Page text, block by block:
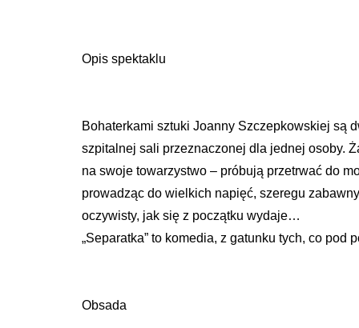
Opis spektaklu
Bohaterkami sztuki Joanny Szczepkowskiej są
szpitalnej sali przeznaczonej dla jednej osoby.
na swoje towarzystwo – próbują przetrwać do
prowadząc do wielkich napięć, szeregu
oczywisty, jak się z początku wydaje…
„Separatka” to komedia, z gatunku tych, co
Obsada